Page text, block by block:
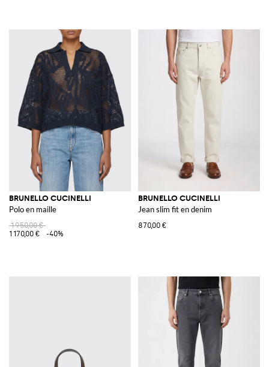
BRUNELLO CUCINELLI
Polo en maille
1 950,00 €
1 170,00 €
-40%
BRUNELLO CUCINELLI
Jean slim fit en denim
870,00 €